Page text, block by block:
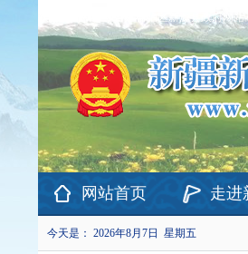
欢迎访问新疆维吾尔自治区新源县政府网站
网站首页 走进
今天是： 2026年8月7日 星期五